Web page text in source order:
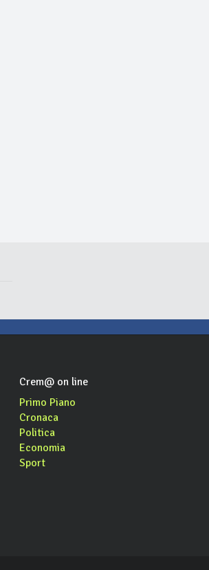
Crem@ on line
Primo Piano
Cronaca
Politica
Economia
Sport